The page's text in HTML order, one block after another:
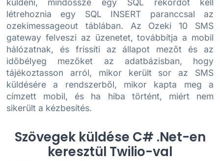
küldeni, mindössze egy SQL rekordot kell
létrehoznia egy SQL INSERT paranccsal az
ozekimessageout táblában. Az Ozeki 10 SMS
gateway felveszi az üzenetet, továbbítja a mobil
hálózatnak, és frissíti az állapot mezőt és az
időbélyeg mezőket az adatbázisban, hogy
tájékoztasson arról, mikor került sor az SMS
küldésére a rendszerből, mikor kapta meg a
címzett mobil, és ha hiba történt, miért nem
sikerült a kézbesítés.
Szövegek küldése C# .Net-en
keresztül Twilio-val